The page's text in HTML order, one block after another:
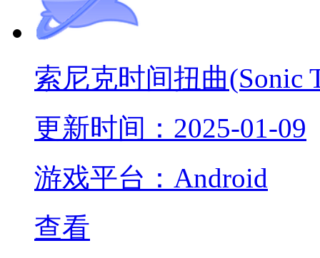
索尼克时间扭曲(Sonic
更新时间：2025-01-09
游戏平台：Android
查看